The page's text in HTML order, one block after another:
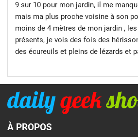
9 sur 10 pour mon jardin, il me
mais ma plus proche voisine à son
moins de 4 mètres de mon jardin ,
présents, je vois des fois des
des écureuils et pleins de lézards et
À PROPOS